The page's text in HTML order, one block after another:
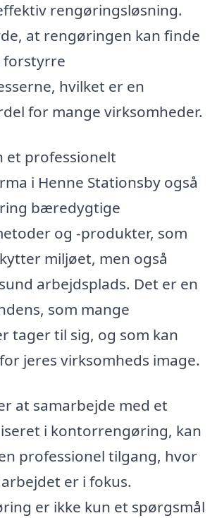
rengøringsløsning.
at rengøringen kan finde
forstyrre
hvilket er en
for mange virksomheder.
et professionelt
i Henne Stationsby også
bæredygtige
og -produkter, som
miljøet, men også
arbejdsplads. Det er en
som mange
tager til sig, og som kan
jeres virksomheds image.
at samarbejde med et
i kontorrengøring, kan
professionel tilgang, hvor
er i fokus.
er ikke kun et spørgsmål